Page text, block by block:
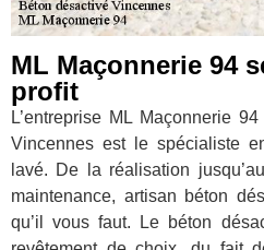
ML Maçonnerie 94
profit
L’entreprise ML Maçonnerie
Vincennes est le spécialiste
lavé. De la réalisation
maintenance, artisan béton
qu’il vous faut. Le béton